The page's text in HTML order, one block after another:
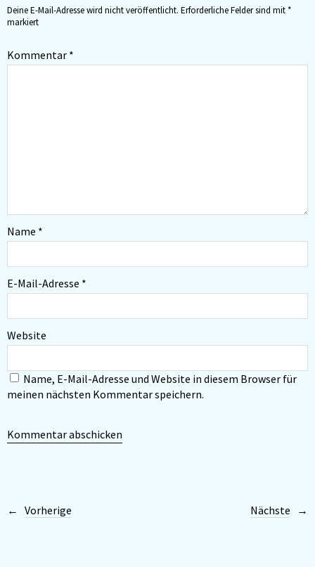
Deine E-Mail-Adresse wird nicht veröffentlicht. Erforderliche Felder sind mit*
markiert
Kommentar *
Name *
E-Mail-Adresse *
Website
Name, E-Mail-Adresse und Website in diesem Browser für
meinen nächsten Kommentar speichern.
Vorherige Nächste